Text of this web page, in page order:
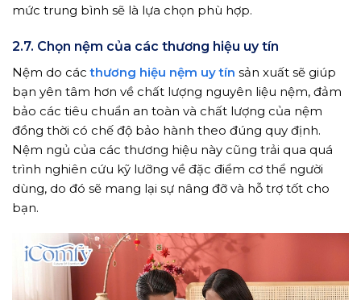
mức trung bình sẽ là lựa chọn phù hợp.
2.7. Chọn nệm của các thương hiệu uy tín
Nệm do cácthương hiệu nệm uy tín sản xuất sẽ giúp
bạn yên tâm hơn về chất lượng nguyên liệu nệm, đảm
bảo các tiêu chuẩn an toàn và chất lượng của nệm
đồng thời có chế độ bảo hành theo đúng quy định.
Nệm ngủ của các thương hiệu này cũng trải qua quá
trình nghiên cứu kỹ lưỡng về đặc điểm cơ thể người
dùng, do đó sẽ mang lại sự nâng đỡ và hỗ trợ tốt cho
bạn.